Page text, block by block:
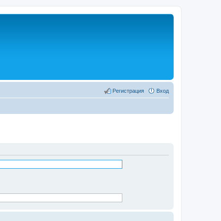
Вход
Регистрация